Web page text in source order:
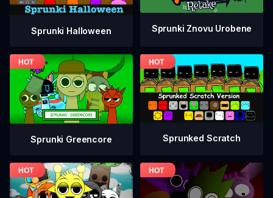
Sprunki Halloween Sprunki Znovu Urobene
Sprunki Greencore Sprunked Scratch